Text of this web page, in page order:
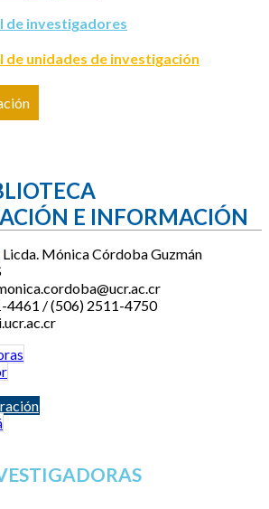
de investigadores
de unidades de investigación
E INFORMACIÓN
Licda. Mónica Córdoba Guzmán
4461 / (506) 2511-4750